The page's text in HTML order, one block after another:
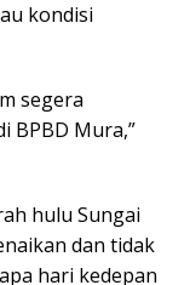
kondisi
segera
BPBD Mura,”
hulu Sungai
dan tidak
hari kedepan